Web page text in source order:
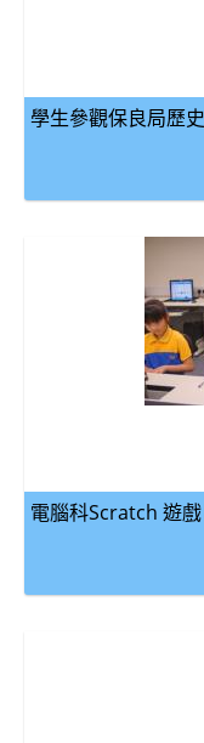
學生參觀保良局歷
電腦科Scratch 遊戲